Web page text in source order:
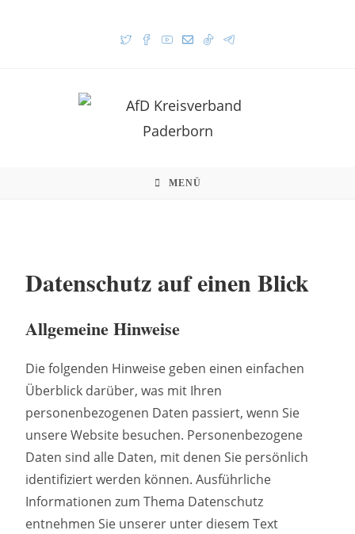
MENÜ
Datenschutz auf einen Blick
Allgemeine Hinweise
Die folgenden Hinweise geben einen einfachen
Überblick darüber, was mit Ihren
personenbezogenen Daten passiert, wenn Sie
unsere Website besuchen. Personenbezogene
Daten sind alle Daten, mit denen Sie persönlich
identifiziert werden können. Ausführliche
Informationen zum Thema Datenschutz
entnehmen Sie unserer unter diesem Text